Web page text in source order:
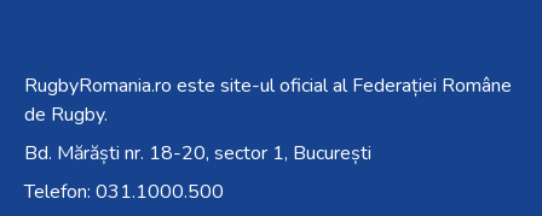
RugbyRomania.ro este site-ul oficial al Federației Române
de Rugby.
Bd. Mărăști nr. 18-20, sector 1, București
Telefon: 031.1000.500